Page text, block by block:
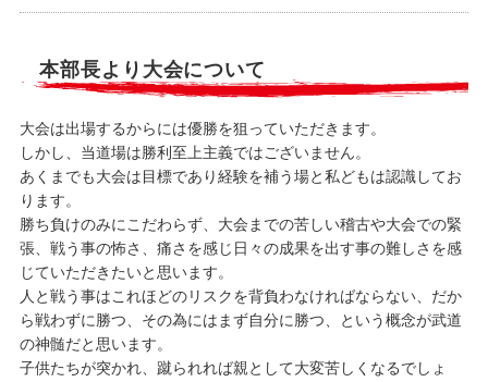
本部長より大会について
大会は出場するからには優勝を狙っていただきます。
しかし、当道場は勝利至上主義ではございません。
あくまでも大会は目標であり経験を補う場と私どもは認識してお
ります。
勝ち負けのみにこだわらず、大会までの苦しい稽古や大会での緊
張、戦う事の怖さ、痛さを感じ日々の成果を出す事の難しさを感
じていただきたいと思います。
人と戦う事はこれほどのリスクを背負わなければならない、だか
ら戦わずに勝つ、その為にはまず自分に勝つ、という概念が武道
の神髄だと思います。
子供たちが突かれ、蹴られれば親として大変苦しくなるでしょ